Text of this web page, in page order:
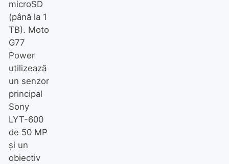
microSD
(până la 1
TB). Moto
G77
Power
utilizează
un senzor
principal
Sony
LYT-600
de 50 MP
și un
obiectiv